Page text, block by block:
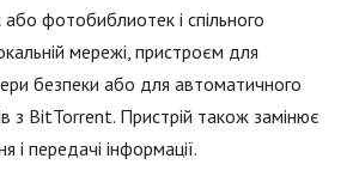
або фотобиблиотек і спільного
мережі, пристроєм для
безпеки або для автоматичного
з BitTorrent. Пристрій також замінює
і передачі інформації.